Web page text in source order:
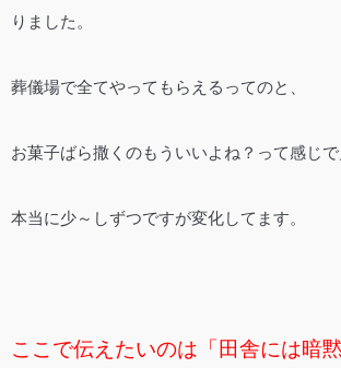
りました。
葬儀場で全てやってもらえるってのと、
お菓子ばら撒くのもういいよね？って感じで
本当に少～しずつですが変化してます。
ここで伝えたいのは「田舎には暗